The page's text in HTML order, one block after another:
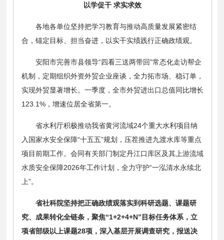
以学促干 求实求效
各地各单位坚持把学习教育与推动高质量发展紧密结
合，锚定目标、担当奋进，以实干实绩践行正确政绩观。
安阳市完善市县领导“四看三送两带回”常态化走访帮企
机制，定期组织外资外贸企业座谈，全力拓市场、稳订单，
实现外贸显著增长。一季度，全市外贸进出口总值同比增长
123.1%，增速位居全省第一。
省水利厅积极推动我省黄河流域24个重大水利项目纳
入国家水安全保障“十五五”规划，压茬推进九渡水库等重点
项目前期工作。会同有关部门制定丹江口库区及其上游流域
水质安全保障2026年工作计划，全力守护“一泓清水永续北
上”。
省社科院坚持把正确政绩观落实到科研选题、课题研
究、成果转化全链条，聚焦“1+2+4+N”目标任务体系，立
项省部级以上课题28项，深入基层开展调查研究，报送决